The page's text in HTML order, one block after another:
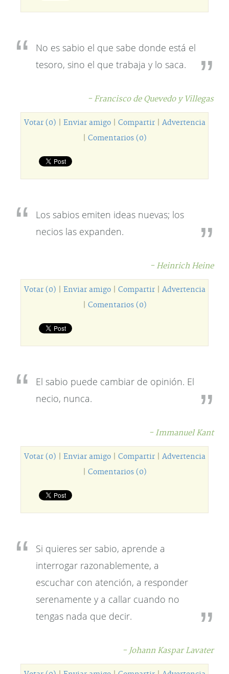
No es sabio el que sabe donde está el
tesoro, sino el que trabaja y lo saca.
- Francisco de Quevedo y Villegas
Votar (0) Enviar amigo| Compartir| Advertencia
Comentarios (0)
Los sabios emiten ideas nuevas; los
necios las expanden.
- Heinrich Heine
Votar (0) Enviar amigo| Compartir| Advertencia
Comentarios (0)
El sabio puede cambiar de opinión. El
necio, nunca.
- Immanuel Kant
Votar (0) Enviar amigo| Compartir| Advertencia
Comentarios (0)
Si quieres ser sabio, aprende a
interrogar razonablemente, a
escuchar con atención, a responder
serenamente y a callar cuando no
tengas nada que decir.
- Johann Kaspar Lavater